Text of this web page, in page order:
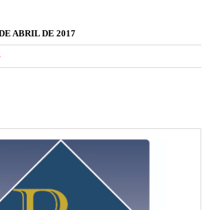
ABRIL DE 2017